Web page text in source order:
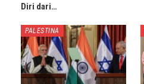
Diri dari…
PALESTINA